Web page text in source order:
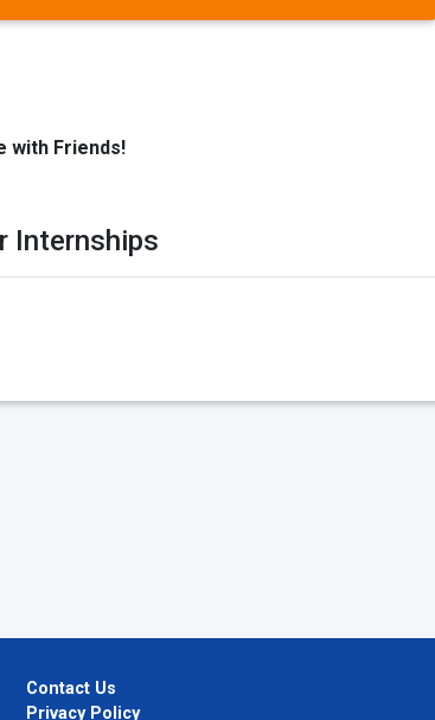
with Friends!
Internships
Contact Us
Privacy Policy